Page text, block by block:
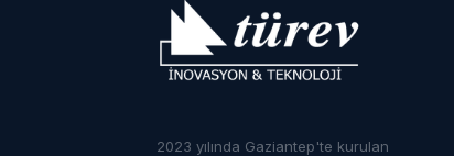
2023 yılında Gaziantep'te kurulan